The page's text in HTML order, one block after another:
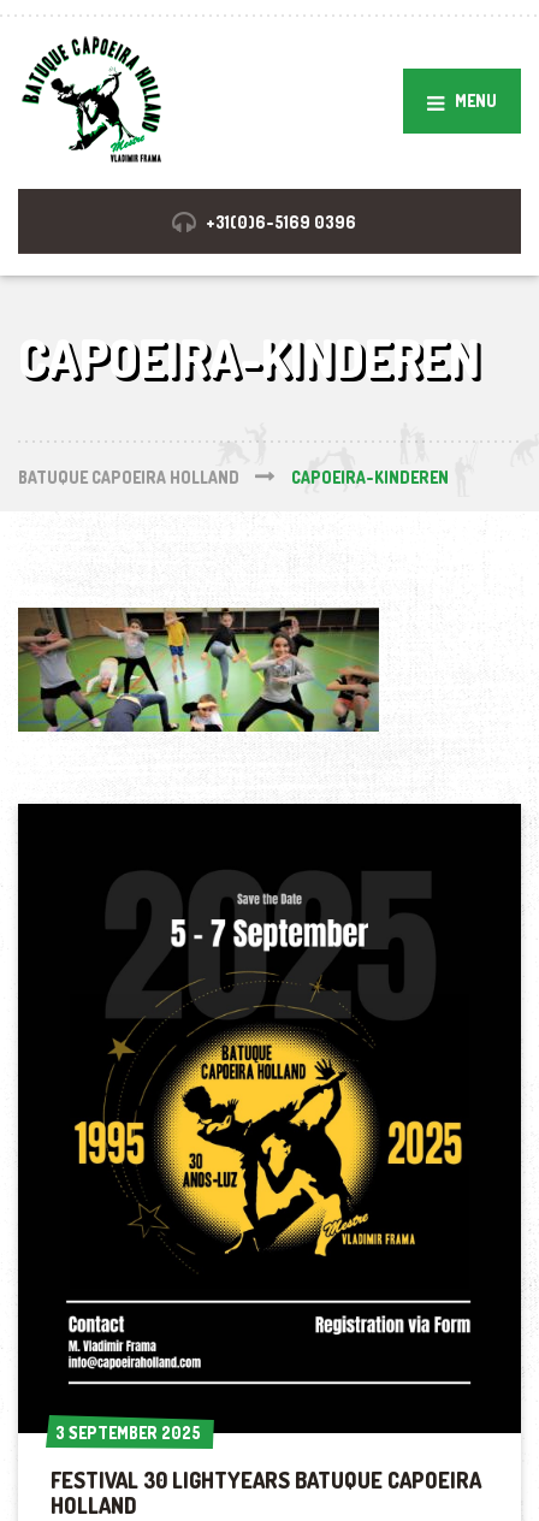
MENU
+31(0)6-5169 0396
CAPOEIRA-KINDEREN
BATUQUE CAPOEIRA HOLLAND CAPOEIRA-KINDEREN
3 SEPTEMBER 2025
3 SEPTEMBER 2025
FESTIVAL 30 LIGHTYEARS BATUQUE CAPOEIRA
HOLLAND